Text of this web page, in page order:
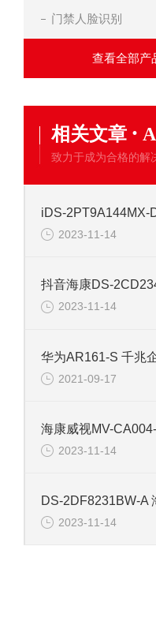
门禁人脸识别
查看全部产
相关文章 ·
致力于成为合格的解
2023-11-14
2023-11-14
2021-09-17
2023-11-14
2023-11-14